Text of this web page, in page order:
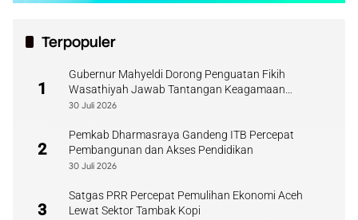
Terpopuler
1
Gubernur Mahyeldi Dorong Penguatan Fikih
Wasathiyah Jawab Tantangan Keagamaan
Kontemporer
30 Juli 2026
2
Pemkab Dharmasraya Gandeng ITB Percepat
Pembangunan dan Akses Pendidikan
30 Juli 2026
3
Satgas PRR Percepat Pemulihan Ekonomi Aceh
Lewat Sektor Tambak Kopi